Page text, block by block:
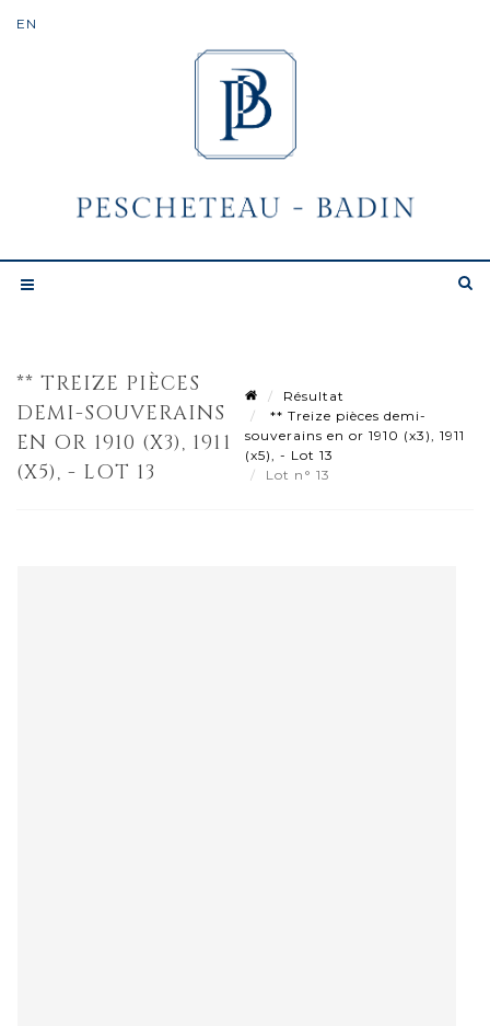
** TREIZE PIÈCES
DEMI-SOUVERAINS
EN OR 1910 (X3), 1911
(X5), - LOT 13
Résultat
** Treize pièces demi-
souverains en or 1910 (x3), 1911
(x5), - Lot 13
Lot n° 13